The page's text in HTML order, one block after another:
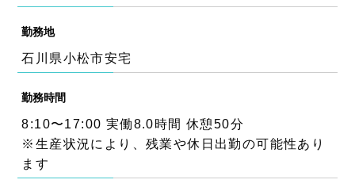
勤務地
石川県小松市安宅
勤務時間
8:10〜17:00 実働8.0時間 休憩50分
※生産状況により、残業や休日出勤の可能性あり
ます